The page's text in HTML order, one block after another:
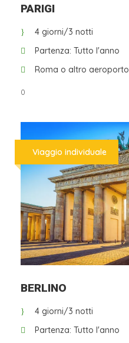
PARIGI
4 giorni/3 notti
Partenza: Tutto l'anno
Roma o altro aeroporto
0
Viaggio individuale
BERLINO
4 giorni/3 notti
Partenza: Tutto l'anno